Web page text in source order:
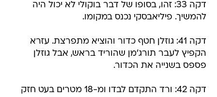
דקה 33: זהו, בסופו של דבר בוקולי לא יכול היה
להמשיך. פיליאבסקי נכנס במקומו.
דקה 41: גוזלן חטף כדור והוציא מתפרצת. עזרא
הקפיץ לעבר תורג'מן שהוריד בראש, אבל גוזלן
פספס בשנייה את הכדור.
דקה 42: ורד התקדם לבדו ומ-18 מטרים בעט חזק